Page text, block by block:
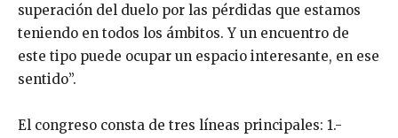
superación del duelo por las pérdidas que estamos
teniendo en todos los ámbitos. Y un encuentro de
este tipo puede ocupar un espacio interesante, en ese
sentido”.
El congreso consta de tres líneas principales: 1.-